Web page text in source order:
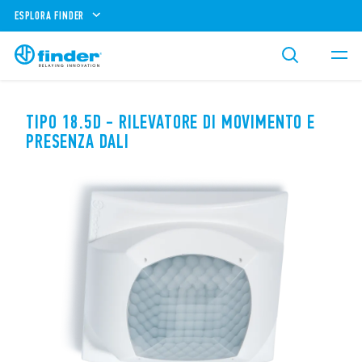
ESPLORA FINDER
TIPO 18.5D - RILEVATORE DI MOVIMENTO E
PRESENZA DALI